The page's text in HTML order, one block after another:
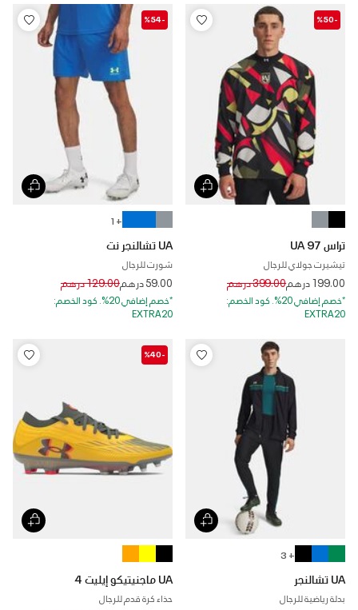
-%50
تراس UA 97
تيشيرت جولاي للرجال
199.00 درهم Price reduced from
399.00 درهم to
*خصم إضافي 20%. كود الخصم:
EXTRA20
-%54
+ 1
UA تشالنجر نت
شورت للرجال
59.00 درهم Price reduced from
129.00 درهم to
*خصم إضافي 20%. كود الخصم:
EXTRA20
+ 3
UA تشالنجر
بدلة رياضية للرجال
-%40
UA ماجنيتيكو إيليت 4
حذاء كرة قدم للرجال